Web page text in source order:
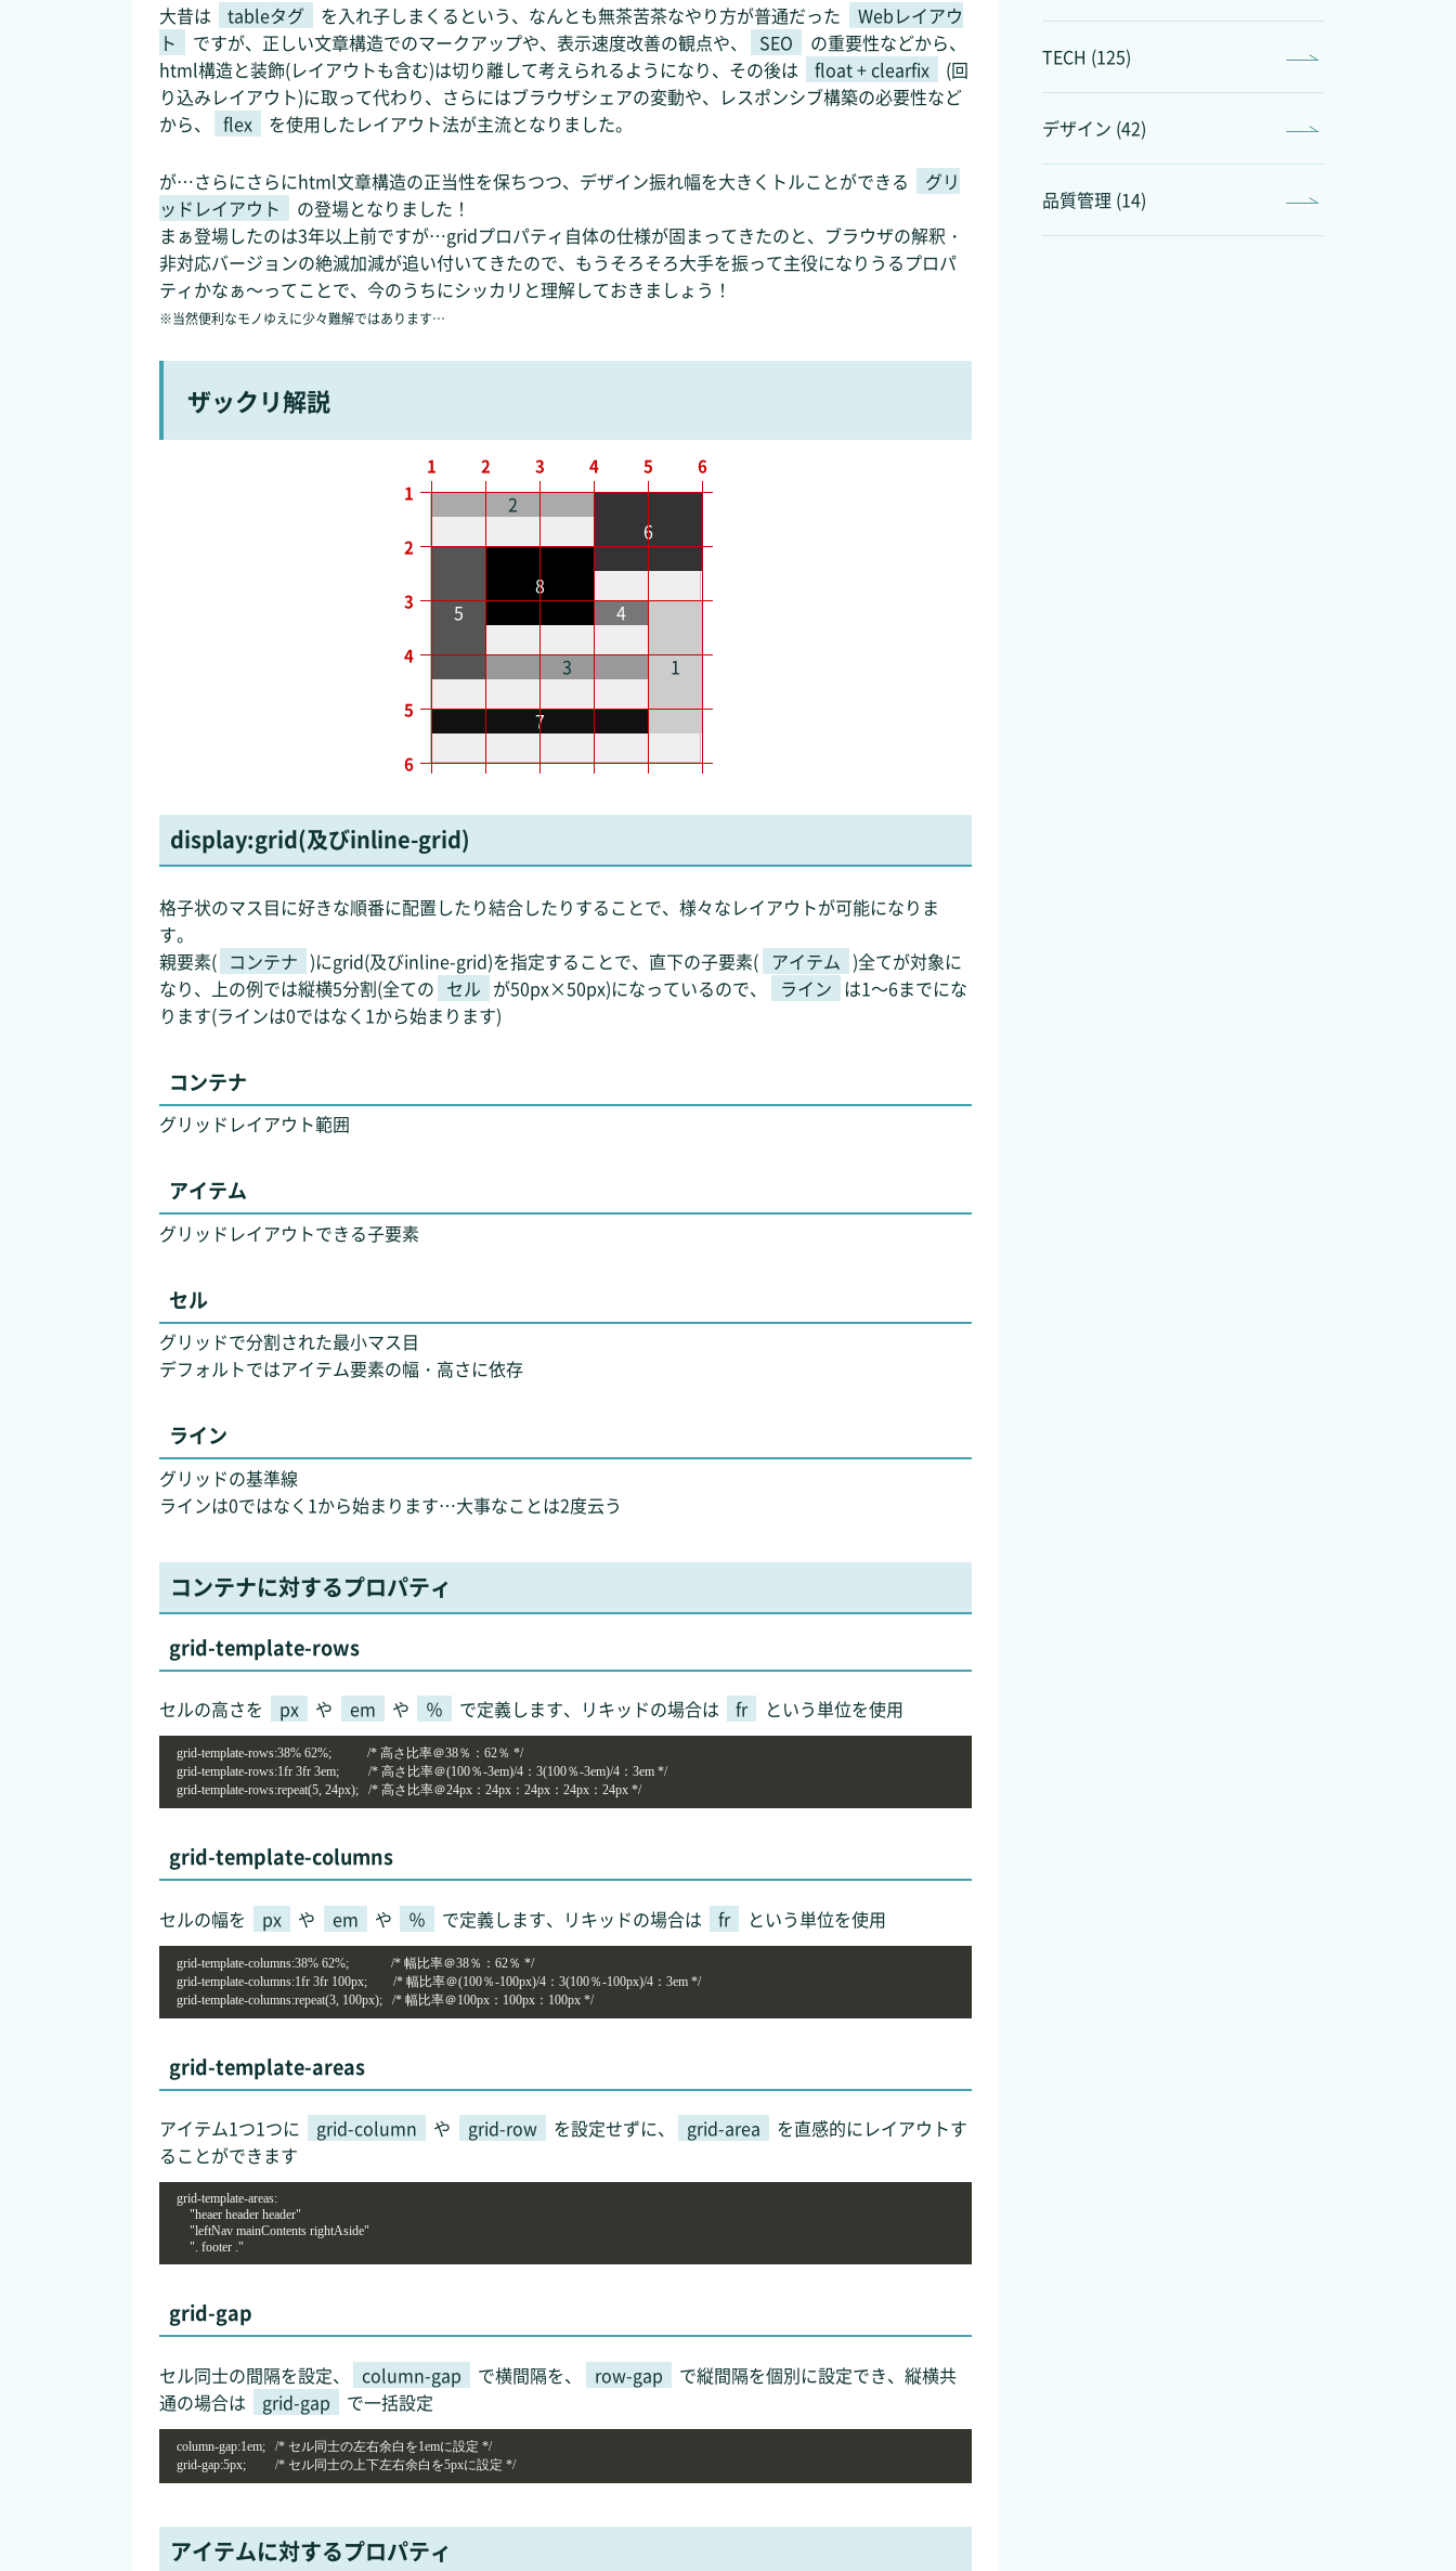
大昔は tableタグ を入れ子しまくるという、なんとも無茶苦茶なやり方が普通だった
Webレイアウ
ト
ですが、正しい文章構造でのマークアップや、表示速度改善の観点や、 SEO
の重要性などから、
html構造と装飾(レイアウトも含む)は切り離して考えられるようになり、その後は
float + clearfix
(回
り込みレイアウト)に取って代わり、さらにはブラウザシェアの変動や、レスポンシブ構築の必要性など
から、
flex を使用したレイアウト法が主流となりました。
が…さらにさらにhtml文章構造の正当性を保ちつつ、デザイン振れ幅を大きくトルことができる
グリ
ッドレイアウト
の登場となりました！
まぁ登場したのは3年以上前ですが…gridプロパティ自体の仕様が固まってきたのと、ブラウザの解釈・
非対応バージョンの絶滅加減が追い付いてきたので、もうそろそろ大手を振って主役になりうるプロパ
ティかなぁ～ってことで、今のうちにシッカリと理解しておきましょう！
※当然便利なモノゆえに少々難解ではあります…
ザックリ解説
1
2
3
4
5
6
7
8
1
1
2
2
3
3
4
4
5
5
6
6
display:grid(及びinline-grid)
格子状のマス目に好きな順番に配置したり結合したりすることで、様々なレイアウトが可能になりま
す。
親要素( コンテナ )にgrid(及びinline-grid)を指定することで、直下の子要素( アイテム )全てが対象に
なり、上の例では縦横5分割(全ての セル が50px×50px)になっているので、 ライン は1～6までにな
ります(ラインは0ではなく1から始まります)
コンテナ
グリッドレイアウト範囲
アイテム
グリッドレイアウトできる子要素
セル
グリッドで分割された最小マス目
デフォルトではアイテム要素の幅・高さに依存
ライン
グリッドの基準線
ラインは0ではなく1から始まります…大事なことは2度云う
コンテナに対するプロパティ
grid-template-rows
セルの高さを px や em や ％ で定義します、リキッドの場合は fr という単位を使用
grid-template-rows:38% 62%;           /* 高さ比率＠38％：62％ */
grid-template-rows:1fr 3fr 3em;         /* 高さ比率＠(100％-3em)/4：3(100％-3em)/4：3em */
grid-template-rows:repeat(5, 24px);   /* 高さ比率＠24px：24px：24px：24px：24px */
grid-template-columns
セルの幅を px や em や ％ で定義します、リキッドの場合は fr という単位を使用
grid-template-columns:38% 62%;             /* 幅比率＠38％：62％ */
grid-template-columns:1fr 3fr 100px;        /* 幅比率＠(100％-100px)/4：3(100％-100px)/4：3em */
grid-template-columns:repeat(3, 100px);   /* 幅比率＠100px：100px：100px */
grid-template-areas
アイテム1つ1つに grid-column や grid-row を設定せずに、 grid-area
を直感的にレイアウトす
ることができます
grid-template-areas:
"heaer header header"
"leftNav mainContents rightAside"
". footer ."
grid-gap
セル同士の間隔を設定、 column-gap で横間隔を、 row-gap
で縦間隔を個別に設定でき、縦横共
通の場合は
grid-gap で一括設定
column-gap:1em;   /* セル同士の左右余白を1emに設定 */
grid-gap:5px;         /* セル同士の上下左右余白を5pxに設定 */
アイテムに対するプロパティ
TECH (125)
デザイン (42)
品質管理 (14)